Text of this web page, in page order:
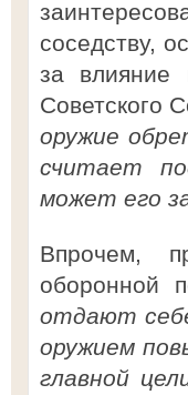
соседству,
за влияние
Советского
оружие
считает
может его
Впрочем,
оборонной
отдают
оружием
главной